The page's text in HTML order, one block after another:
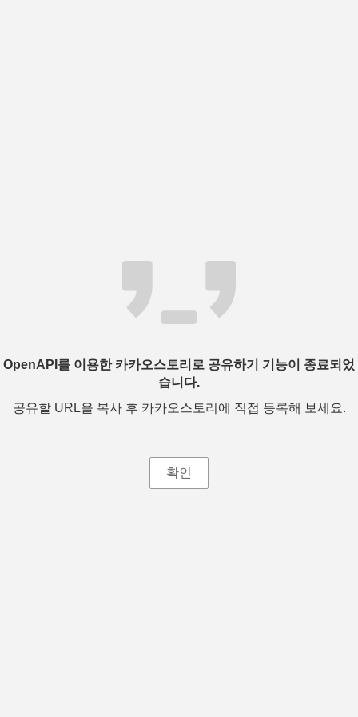
OpenAPI를 이용한 카카오스토리로 공유하기 기능이 종료되었
습니다.
공유할 URL을 복사 후 카카오스토리에 직접 등록해 보세요.
확인